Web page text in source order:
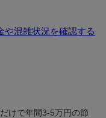
や混雑状況を確認する
けで年間3-5万円の節